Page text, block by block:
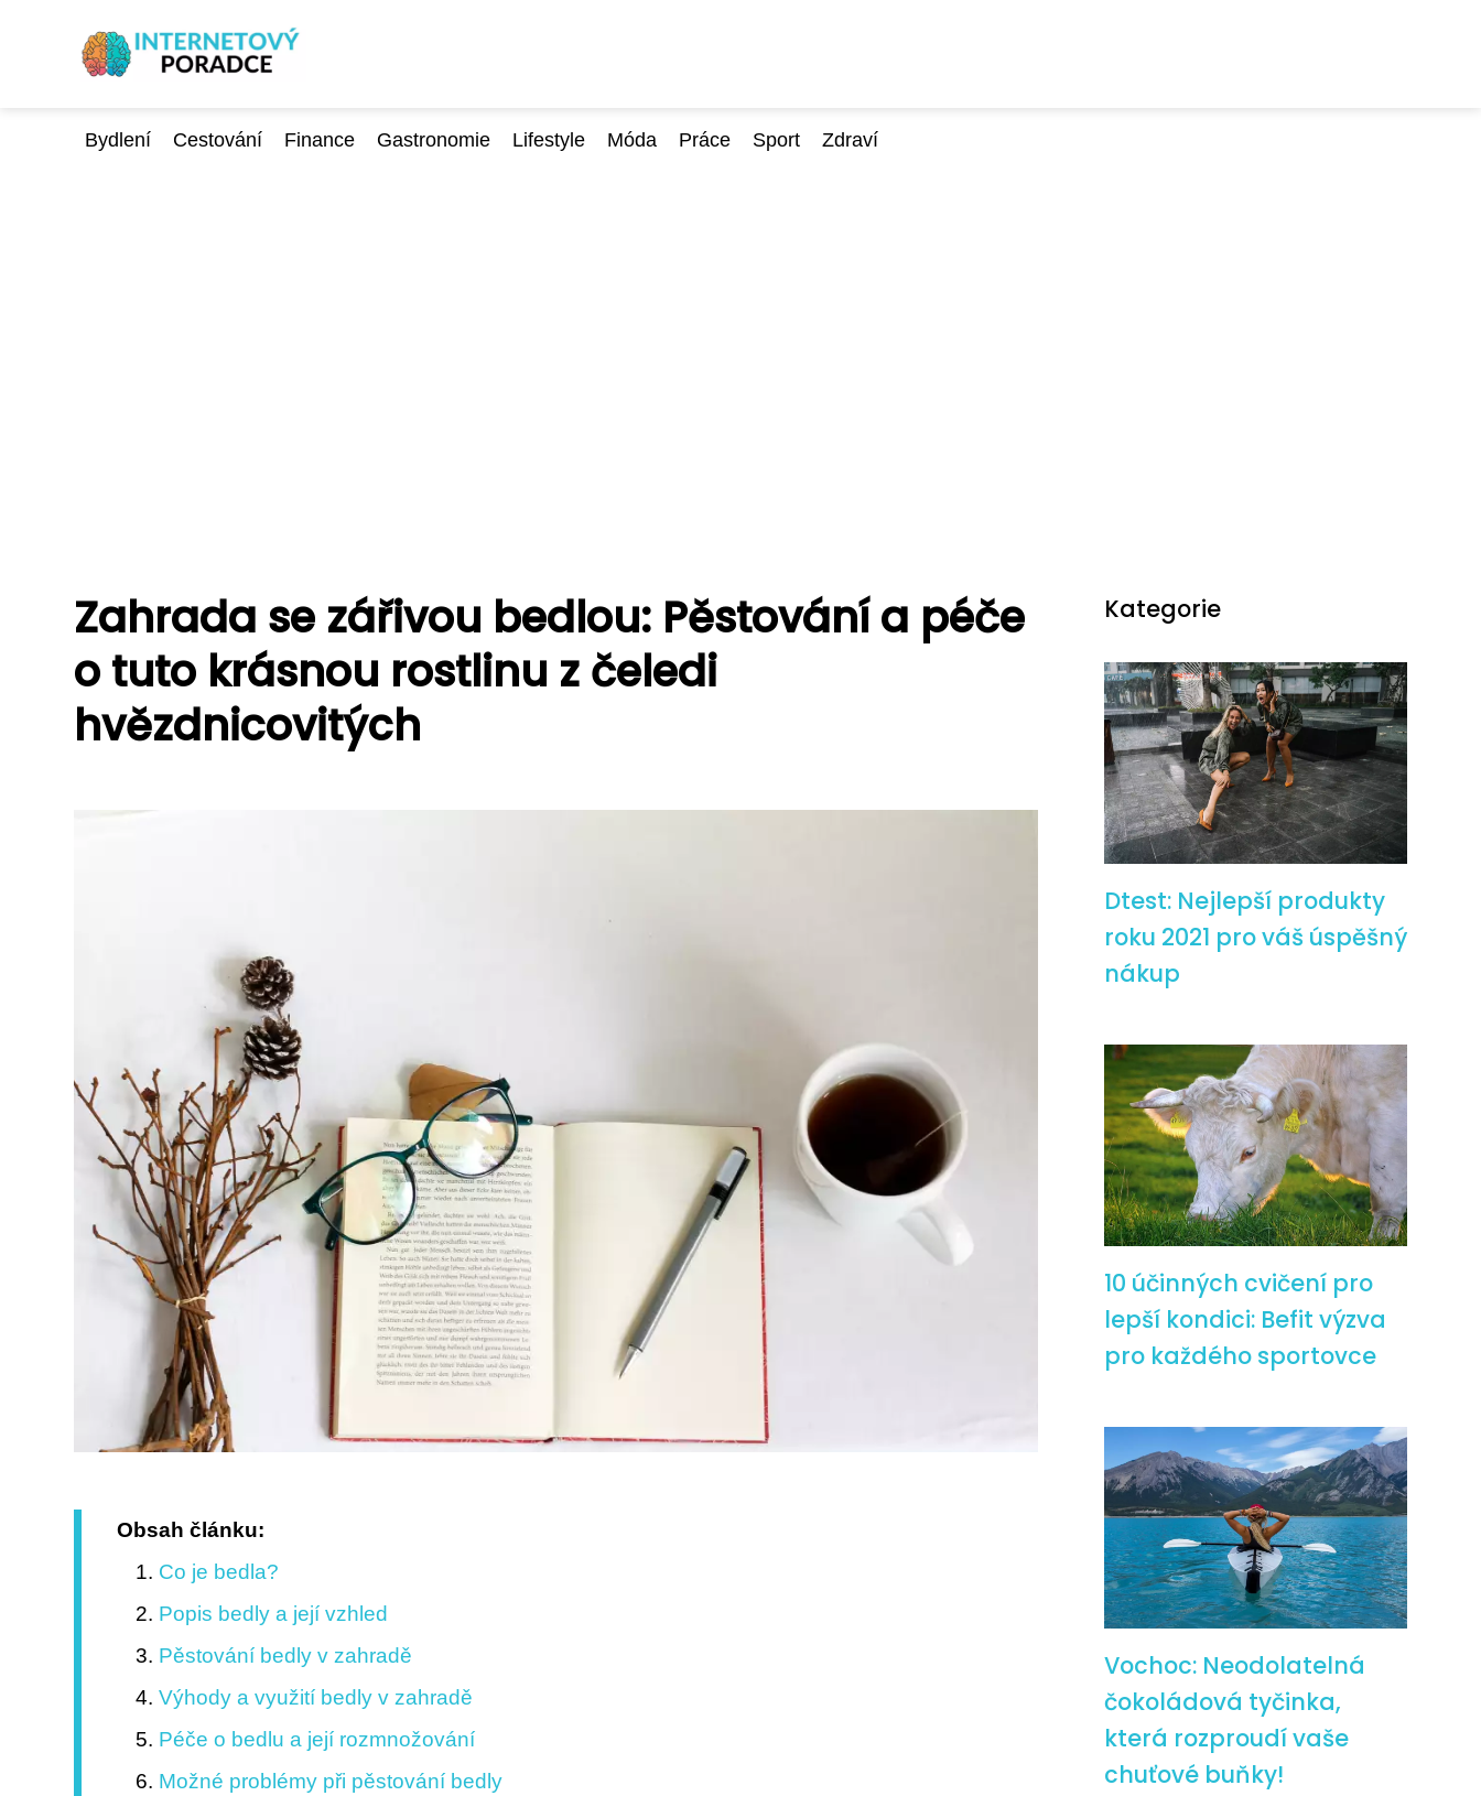
Bydlení Cestování Finance Gastronomie Lifestyle Móda Práce Sport Zdraví
Zahrada se zářivou bedlou: Pěstování a péče
o tuto krásnou rostlinu z čeledi
hvězdnicovitých
Obsah článku:
Co je bedla?
Popis bedly a její vzhled
Pěstování bedly v zahradě
Výhody a využití bedly v zahradě
Péče o bedlu a její rozmnožování
Možné problémy při pěstování bedly
Kategorie
Dtest: Nejlepší produkty
roku 2021 pro váš úspěšný
nákup
10 účinných cvičení pro
lepší kondici: Befit výzva
pro každého sportovce
Vochoc: Neodolatelná
čokoládová tyčinka,
která rozproudí vaše
chuťové buňky!